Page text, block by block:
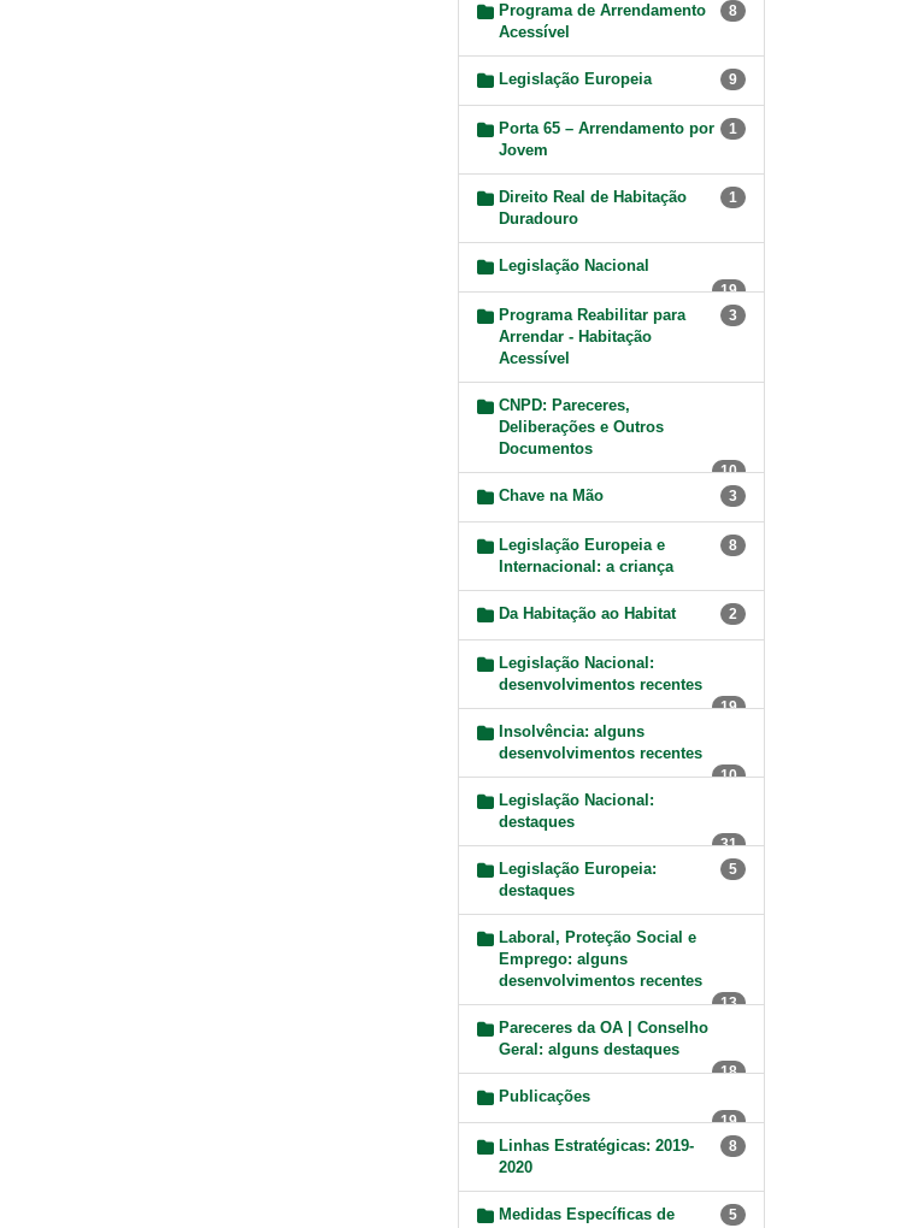
Programa de Arrendamento
Acessível
8
Legislação Europeia 9
Porta 65 – Arrendamento por
Jovem
1
Direito Real de Habitação
Duradouro
1
Legislação Nacional
19
Programa Reabilitar para
Arrendar - Habitação
Acessível
3
CNPD: Pareceres,
Deliberações e Outros
Documentos
10
Chave na Mão 3
Legislação Europeia e
Internacional: a criança
8
Da Habitação ao Habitat 2
Legislação Nacional:
desenvolvimentos recentes
19
Insolvência: alguns
desenvolvimentos recentes
10
Legislação Nacional:
destaques
31
Legislação Europeia:
destaques
5
Laboral, Proteção Social e
Emprego: alguns
desenvolvimentos recentes
13
Pareceres da OA | Conselho
Geral: alguns destaques
18
Publicações
19
Linhas Estratégicas: 2019-
2020
8
Medidas Específicas de
5